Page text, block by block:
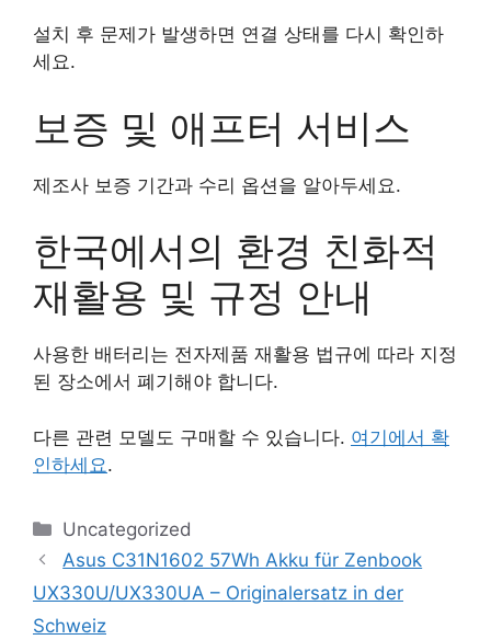
설치 후 문제가 발생하면 연결 상태를 다시 확인하
세요.
보증 및 애프터 서비스
제조사 보증 기간과 수리 옵션을 알아두세요.
한국에서의 환경 친화적
재활용 및 규정 안내
사용한 배터리는 전자제품 재활용 법규에 따라 지정
된 장소에서 폐기해야 합니다.
다른 관련 모델도 구매할 수 있습니다. 여기에서 확
인하세요.
Categories
Uncategorized
Asus C31N1602 57Wh Akku für Zenbook
UX330U/UX330UA – Originalersatz in der
Schweiz